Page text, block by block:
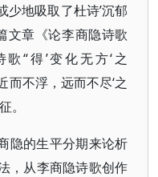
地吸取了杜诗’沉郁
文章《论李商隐诗歌
“得’变化无方‘之
而不浮，远而不尽‘之
。
隐的生平分期来论析
，从李商隐诗歌创作